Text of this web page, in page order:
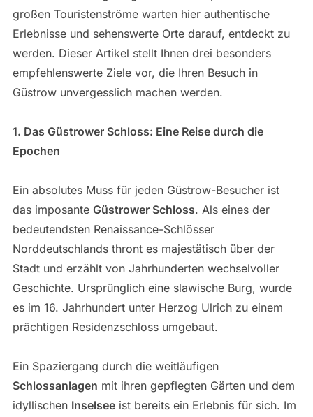
großen Touristenströme warten hier authentische
Erlebnisse und sehenswerte Orte darauf, entdeckt zu
werden. Dieser Artikel stellt Ihnen drei besonders
empfehlenswerte Ziele vor, die Ihren Besuch in
Güstrow unvergesslich machen werden.
1. Das Güstrower Schloss: Eine Reise durch die
Epochen
Ein absolutes Muss für jeden Güstrow-Besucher ist
das imposante Güstrower Schloss. Als eines der
bedeutendsten Renaissance-Schlösser
Norddeutschlands thront es majestätisch über der
Stadt und erzählt von Jahrhunderten wechselvoller
Geschichte. Ursprünglich eine slawische Burg, wurde
es im 16. Jahrhundert unter Herzog Ulrich zu einem
prächtigen Residenzschloss umgebaut.
Ein Spaziergang durch die weitläufigen
Schlossanlagen mit ihren gepflegten Gärten und dem
idyllischen Inselseeist bereits ein Erlebnis für sich. Im